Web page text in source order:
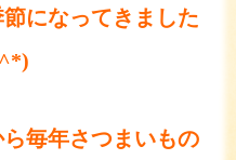
になってきました
毎年さつまいもの